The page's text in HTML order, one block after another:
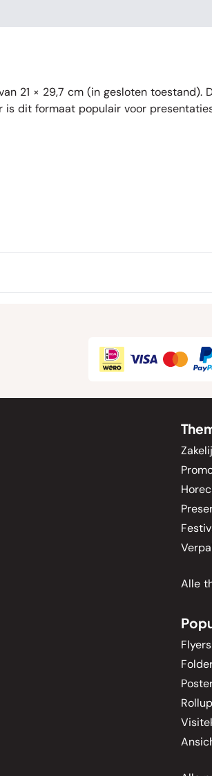
21 × 29,7 cm (in gesloten
dit formaat populair voor
Alle